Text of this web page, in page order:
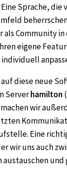
Eine Sprache, die
als Community
eigene
diese neue
Serverhamilton
wir
Eine
wir uns auch
und